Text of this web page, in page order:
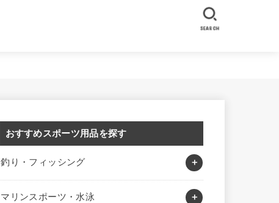
SEARCH
おすすめスポーツ用品を探す
釣り・フィッシング
マリンスポーツ・水泳